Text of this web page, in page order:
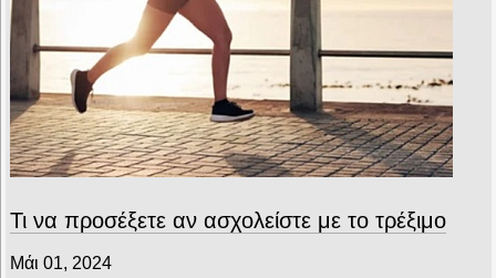
Τι να προσέξετε αν ασχολείστε με το τρέξιμο
Μάι 01, 2024